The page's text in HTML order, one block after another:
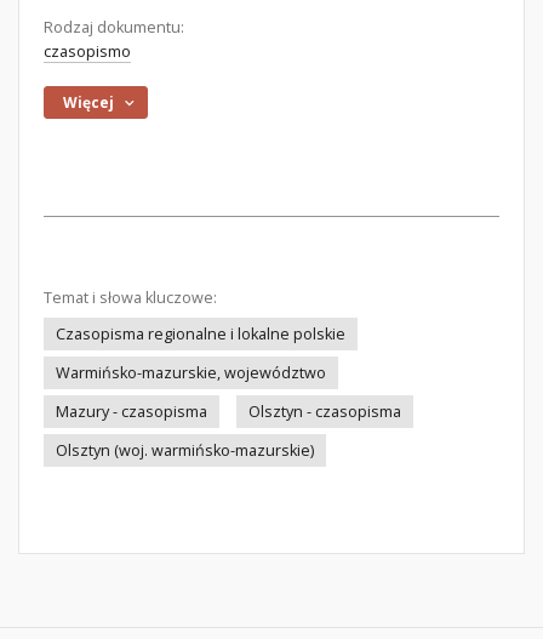
Rodzaj dokumentu:
czasopismo
Więcej
Temat i słowa kluczowe:
Czasopisma regionalne i lokalne polskie
Warmińsko-mazurskie, województwo
Mazury - czasopisma
Olsztyn - czasopisma
Olsztyn (woj. warmińsko-mazurskie)